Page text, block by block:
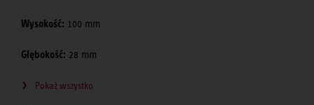
Wysokość: 100 mm
Głębokość: 28 mm
Pokaż wszystko